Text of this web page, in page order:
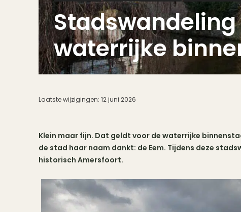
waterrijke
Laatste wijzigingen: 12 juni 2026
Klein maar fijn. Dat geldt voor de waterrijke
de stad haar naam dankt: de Eem. Tijdens deze
historisch Amersfoort.